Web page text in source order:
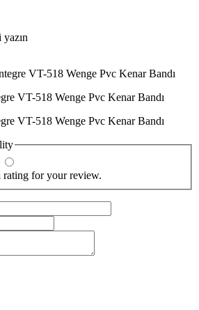
VT-518 Wenge Pvc Kenar Bandı
VT-518 Wenge Pvc Kenar Bandı
rating for your review.